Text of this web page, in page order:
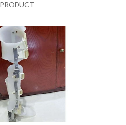
PRODUCT